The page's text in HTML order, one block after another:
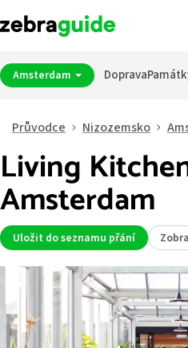
Amsterdam Doprava
Průvodce Nizozemsko
Living
Amsterdam
Uložit do seznamu přání